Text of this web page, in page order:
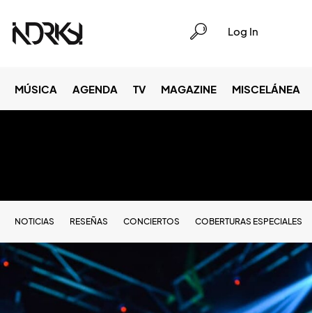
Log In
MÚSICA AGENDA TV MAGAZINE MISCELÁNEA
NOTICIAS RESEÑAS CONCIERTOS COBERTURAS ESPECIALES